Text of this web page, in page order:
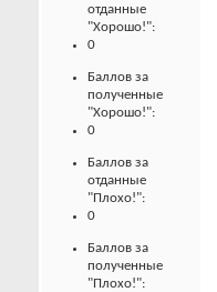
отданные
"Хорошо!":
0
Баллов за
полученные
"Хорошо!":
0
Баллов за
отданные
"Плохо!":
0
Баллов за
полученные
"Плохо!":